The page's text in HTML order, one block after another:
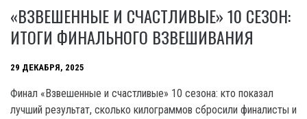
«ВЗВЕШЕННЫЕ И СЧАСТЛИВЫЕ» 10 СЕЗОН:
ИТОГИ ФИНАЛЬНОГО ВЗВЕШИВАНИЯ
29 ДЕКАБРЯ, 2025
Финал «Взвешенные и счастливые» 10 сезона: кто показал
лучший результат, сколько килограммов сбросили финалисты и